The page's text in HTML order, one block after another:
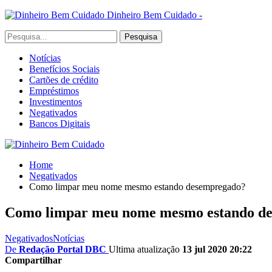
Dinheiro Bem Cuidado -
Notícias
Benefícios Sociais
Cartões de crédito
Empréstimos
Investimentos
Negativados
Bancos Digitais
Home
Negativados
Como limpar meu nome mesmo estando desempregado?
Como limpar meu nome mesmo estando
NegativadosNotícias
De Redação Portal DBC Ultima atualização 13 jul 2020 20:22
Compartilhar